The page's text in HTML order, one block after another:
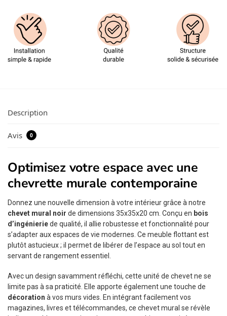
Description
Avis 0
Optimisez votre espace avec une
chevrette murale contemporaine
Donnez une nouvelle dimension à votre intérieur grâce à notre
chevet mural noir de dimensions 35x35x20 cm. Conçu en bois
d’ingénieriede qualité, il allie robustesse et fonctionnalité pour
s’adapter aux espaces de vie modernes. Ce meuble flottant est
plutôt astucieux ; il permet de libérer de l’espace au sol tout en
servant de rangement essentiel.
Avec un design savamment réfléchi, cette unité de chevet ne se
limite pas à sa praticité. Elle apporte également une touche de
décoration à vos murs vides. En intégrant facilement vos
magazines, livres et télécommandes, ce chevet mural se révèle